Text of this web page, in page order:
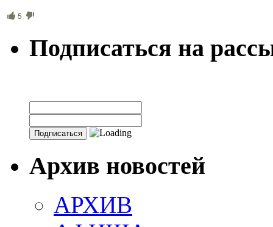
5
Подписаться на
Архив новостей
АРХИВ